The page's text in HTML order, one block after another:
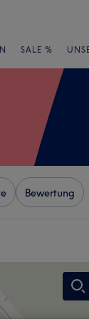
SALE %
Bewertung